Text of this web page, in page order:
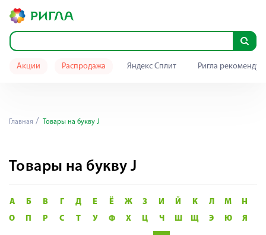
Акции Распродажа Яндекс Сплит Ригла
Главная Товары на букву J
Товары на букву J
А Б В Г Д Е Ё Ж З И Й К Л М
Н
О
П Р С Т У Ф Х Ц Ч Ш Щ Э Ю Я